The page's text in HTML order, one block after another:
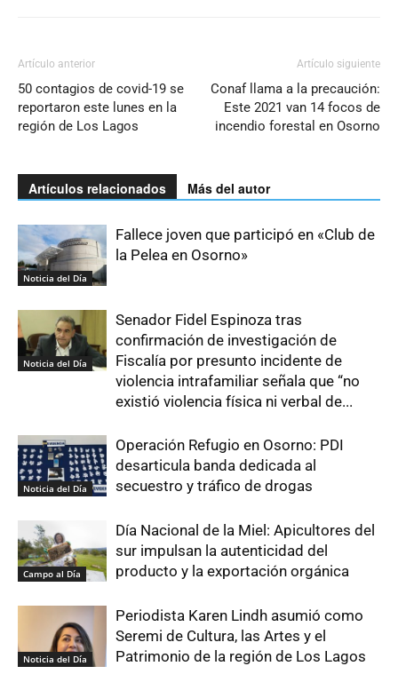
Artículo anterior
50 contagios de covid-19 se
reportaron este lunes en la
región de Los Lagos
Artículo siguiente
Conaf llama a la precaución:
Este 2021 van 14 focos de
incendio forestal en Osorno
Artículos relacionados Más del autor
Noticia del Día
Fallece joven que participó en «Club de
la Pelea en Osorno»
Noticia del Día
Senador Fidel Espinoza tras
confirmación de investigación de
Fiscalía por presunto incidente de
violencia intrafamiliar señala que “no
existió violencia física ni verbal de...
Noticia del Día
Operación Refugio en Osorno: PDI
desarticula banda dedicada al
secuestro y tráfico de drogas
Campo al Día
Día Nacional de la Miel: Apicultores del
sur impulsan la autenticidad del
producto y la exportación orgánica
Noticia del Día
Periodista Karen Lindh asumió como
Seremi de Cultura, las Artes y el
Patrimonio de la región de Los Lagos